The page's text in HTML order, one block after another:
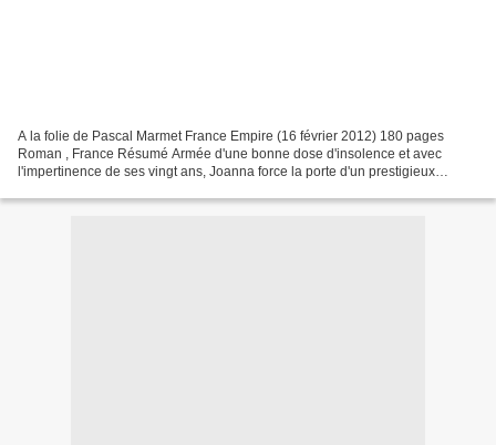
A la folie de Pascal Marmet France Empire (16 février 2012) 180 pages
Roman , France Résumé Armée d'une bonne dose d'insolence et avec
l'impertinence de ses vingt ans, Joanna force la porte d'un prestigieux